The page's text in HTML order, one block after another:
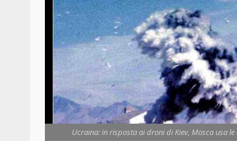
Ucraina: in risposta ai droni di Kiev, Mosca usa